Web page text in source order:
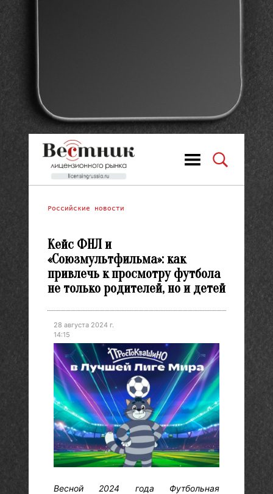
Российские новости
Кейс ФНЛ и
«Союзмультфильма»: как
привлечь к просмотру футбола
не только родителей, но и детей
28 августа 2024 г.
14:15
Весной 2024 года Футбольная